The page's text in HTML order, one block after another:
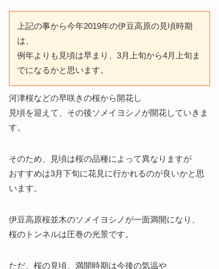
上記の事から今年2019年の伊豆高原の見頃時期
は、
例年よりも見頃は早まり、3月上旬から4月上旬ま
でになるかと思います。
河津桜などの早咲きの桜から開花し
見頃を迎えて、その後ソメイヨシノが開花していきま
す。
そのため、見頃は桜の品種によって異なりますが
おすすめは3月下旬に花見に行かれるのが良いかと思
います。
伊豆高原桜並木のソメイヨシノが一面満開になり、
桜のトンネルは圧巻の光景です。
ただ、桜の見頃、満開時期は今後の気温や